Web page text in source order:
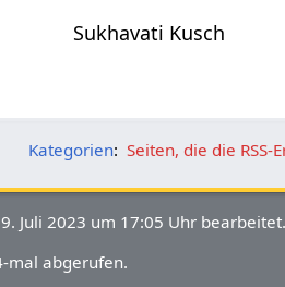
Sukhavati Kusch
Kategorien: Seiten, die die
Juli 2023 um 17:05 Uhr bearbeitet.
mal abgerufen.